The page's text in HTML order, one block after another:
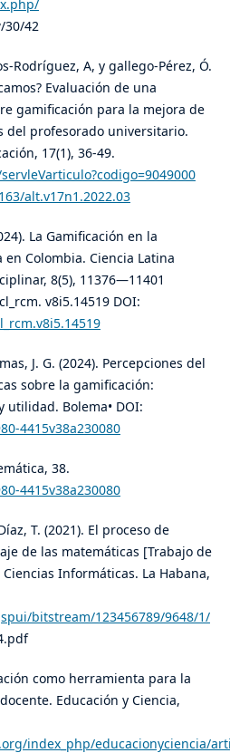
30/42
Rodríguez, A, y gallego-Pérez, Ó.
Evaluación de una
gamificación para la mejora de
del profesorado universitario.
17(1), 36-49.
alt.v17n1.2022.03
La Gamificación en la
en Colombia. Ciencia Latina
8(5), 11376—11401
v8i5.14519 DOI:
J. G. (2024). Percepciones del
sobre la gamificación:
utilidad. Bolema• DOI:
4415v38a230080
38.
4415v38a230080
T. (2021). El proceso de
de las matemáticas [Trabajo de
Informáticas. La Habana,
bitstream/123456789/9648/1/
como herramienta para la
Educación y Ciencia,
index_php/educacionyciencia/